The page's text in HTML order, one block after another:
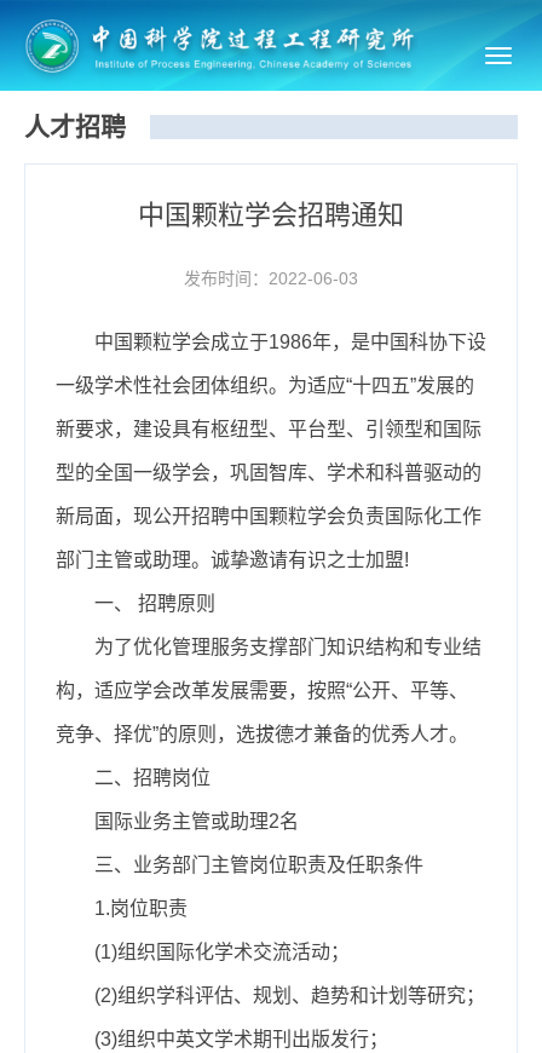
人才招聘
中国颗粒学会招聘通知
发布时间：2022-06-03
中国颗粒学会成立于1986年，是中国科协下设
一级学术性社会团体组织。为适应“十四五”发展的
新要求，建设具有枢纽型、平台型、引领型和国际
型的全国一级学会，巩固智库、学术和科普驱动的
新局面，现公开招聘中国颗粒学会负责国际化工作
部门主管或助理。诚挚邀请有识之士加盟!
一、 招聘原则
为了优化管理服务支撑部门知识结构和专业结
构，适应学会改革发展需要，按照“公开、平等、
竞争、择优”的原则，选拔德才兼备的优秀人才。
二、招聘岗位
国际业务主管或助理2名
三、业务部门主管岗位职责及任职条件
1.岗位职责
(1)组织国际化学术交流活动；
(2)组织学科评估、规划、趋势和计划等研究；
(3)组织中英文学术期刊出版发行；